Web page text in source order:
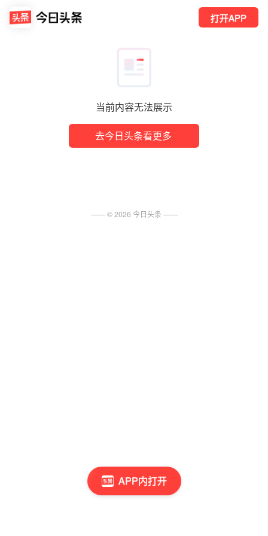
当前内容无法展示
去今日头条看更多
打开APP
APP内打开
—— ©2026 今日头条 ——